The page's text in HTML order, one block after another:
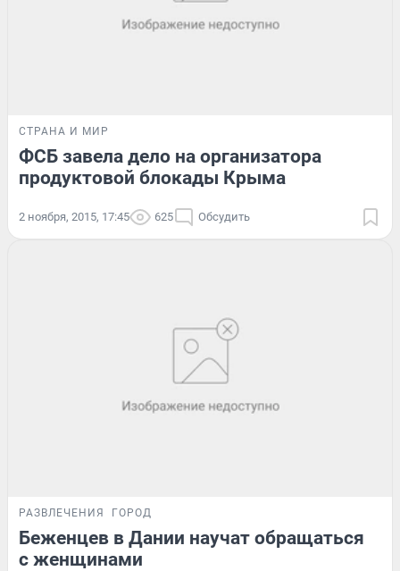
СТРАНА И МИР
ФСБ завела дело на организатора
продуктовой блокады Крыма
2 ноября, 2015, 17:45 625 Обсудить
РАЗВЛЕЧЕНИЯ ГОРОД
Беженцев в Дании научат обращаться
с женщинами